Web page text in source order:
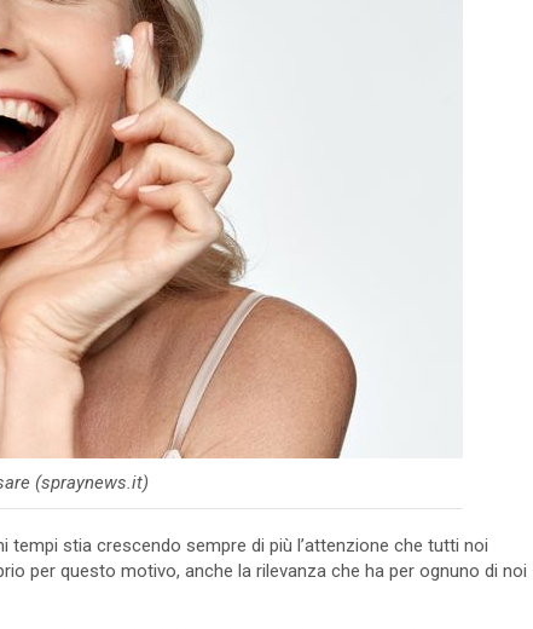
(spraynews.it)
stia crescendo sempre di più l’attenzione che tutti noi
per questo motivo, anche la rilevanza che ha per ognuno di noi